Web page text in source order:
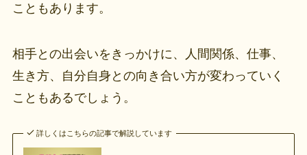
こともあります。
相手との出会いをきっかけに、人間関係、仕事、
生き方、自分自身との向き合い方が変わっていく
こともあるでしょう。
詳しくはこちらの記事で解説しています